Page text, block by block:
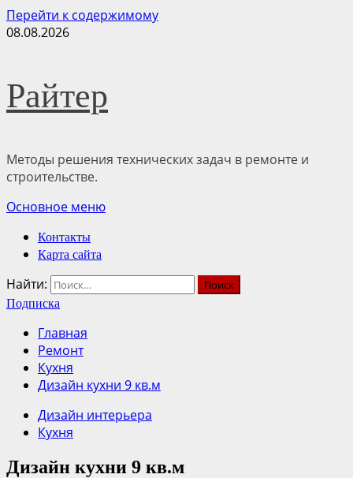
Перейти к содержимому
08.08.2026
Райтер
Методы решения технических задач в ремонте и
строительстве.
Основное меню
Контакты
Карта сайта
Найти:
Подписка
Главная
Ремонт
Кухня
Дизайн кухни 9 кв.м
Дизайн интерьера
Кухня
Дизайн кухни 9 кв.м